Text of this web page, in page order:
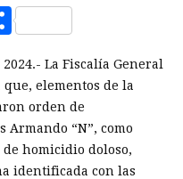
Compartir
La Fiscalía General
elementos de la
orden de
Armando “N”, como
homicidio doloso,
identificada con las